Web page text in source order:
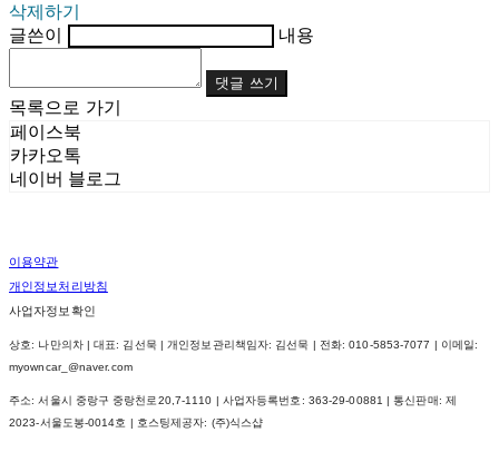
삭제하기
글쓴이
내용
댓글 쓰기
목록으로 가기
페이스북
카카오톡
네이버 블로그
이용약관
개인정보처리방침
사업자정보확인
상호: 나만의차 | 대표: 김선묵 | 개인정보관리책임자: 김선묵 | 전화: 010-5853-7077 | 이메일:
myowncar_@naver.com
주소: 서울시 중랑구 중랑천로20,7-1110 | 사업자등록번호: 363-29-00881 | 통신판매: 제
2023-서울도봉-0014호
| 호스팅제공자: (주)식스샵